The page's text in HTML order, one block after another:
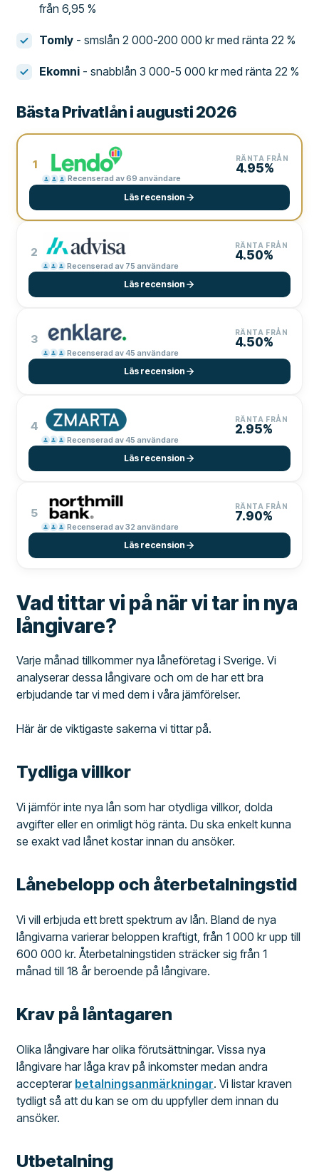
från 6,95 %
Tomly - smslån 2 000-200 000 kr med ränta 22 %
Ekomni - snabblån 3 000-5 000 kr med ränta 22 %
Bästa Privatlån i augusti 2026
1
Recenserad av 69 användare
RÄNTA FRÅN
4.95%
Läs recension
2
Recenserad av 75 användare
RÄNTA FRÅN
4.50%
Läs recension
3
Recenserad av 45 användare
RÄNTA FRÅN
4.50%
Läs recension
4
Recenserad av 45 användare
RÄNTA FRÅN
2.95%
Läs recension
5
Recenserad av 32 användare
RÄNTA FRÅN
7.90%
Läs recension
Vad tittar vi på när vi tar in nya
långivare?
Varje månad tillkommer nya låneföretag i Sverige. Vi
analyserar dessa långivare och om de har ett bra
erbjudande tar vi med dem i våra jämförelser.
Här är de viktigaste sakerna vi tittar på.
Tydliga villkor
Vi jämför inte nya lån som har otydliga villkor, dolda
avgifter eller en orimligt hög ränta. Du ska enkelt kunna
se exakt vad lånet kostar innan du ansöker.
Lånebelopp och återbetalningstid
Vi vill erbjuda ett brett spektrum av lån. Bland de nya
långivarna varierar beloppen kraftigt, från 1 000 kr upp till
600 000 kr. Återbetalningstiden sträcker sig från 1
månad till 18 år beroende på långivare.
Krav på låntagaren
Olika långivare har olika förutsättningar. Vissa nya
långivare har låga krav på inkomster medan andra
accepterar betalningsanmärkningar. Vi listar kraven
tydligt så att du kan se om du uppfyller dem innan du
ansöker.
Utbetalning